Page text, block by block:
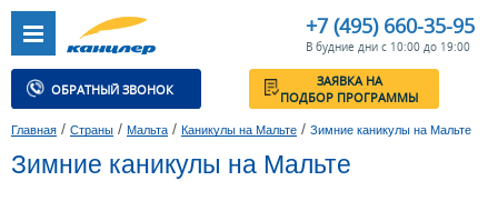
+7 (495) 660-35-95
В будние дни с 10:00 до 19:00
ОБРАТНЫЙ ЗВОНОК
ЗАЯВКА НА
ПОДБОР ПРОГРАММЫ
Главная / Страны / Мальта / Каникулы на Мальте / Зимние каникулы на Мальте
Зимние каникулы на Мальте